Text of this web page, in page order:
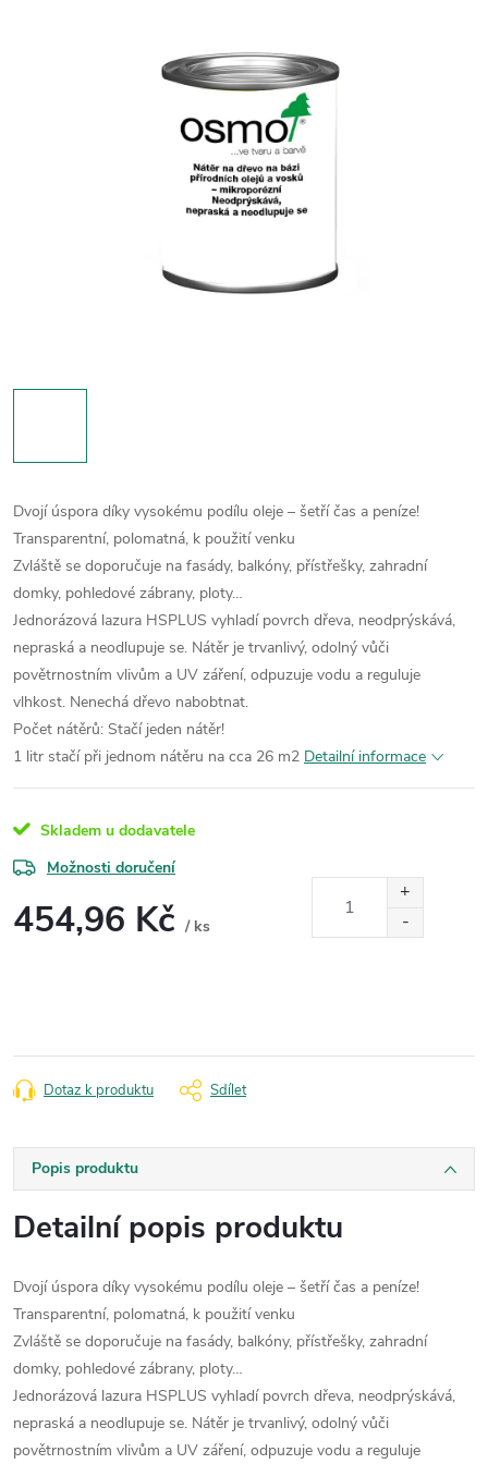
Dvojí úspora díky vysokému podílu oleje – šetří čas a peníze!
Transparentní, polomatná, k použití venku
Zvláště se doporučuje na fasády, balkóny, přístřešky, zahradní
domky, pohledové zábrany, ploty…
Jednorázová lazura HSPLUS vyhladí povrch dřeva, neodprýskává,
nepraská a neodlupuje se. Nátěr je trvanlivý, odolný vůči
povětrnostním vlivům a UV záření, odpuzuje vodu a reguluje
vlhkost. Nenechá dřevo nabobtnat.
Počet nátěrů: Stačí jeden nátěr!
1 litr stačí při jednom nátěru na cca 26 m2 Detailní informace
Skladem u dodavatele
Možnosti doručení
454,96 Kč / ks
Dotaz k produktu Sdílet
Popis produktu
Detailní popis produktu
Dvojí úspora díky vysokému podílu oleje – šetří čas a peníze!
Transparentní, polomatná, k použití venku
Zvláště se doporučuje na fasády, balkóny, přístřešky, zahradní
domky, pohledové zábrany, ploty…
Jednorázová lazura HSPLUS vyhladí povrch dřeva, neodprýskává,
nepraská a neodlupuje se. Nátěr je trvanlivý, odolný vůči
povětrnostním vlivům a UV záření, odpuzuje vodu a reguluje